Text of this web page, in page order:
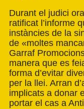
Durant el judici
ratificat l’informe
instàncies de la
de «moltes
Garraf
manera que es
forma d’evitar
per la llei. Arran
implicats a donar
portar el cas a